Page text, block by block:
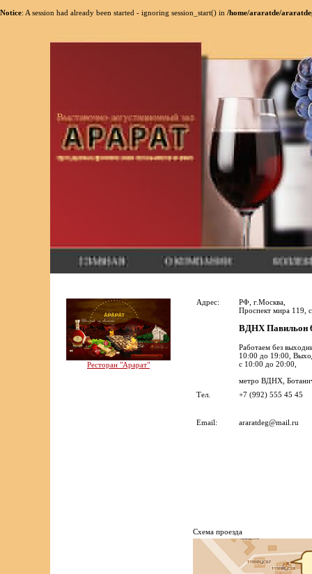
Notice: A session had already been started - ignoring session_start() in /home/araratde/
Ресторан "Арарат"
Адрес:
РФ, г.Москва,
Проспект мира 119,
ВДНХ
Работаем без
10:00 до 19:00,
с 10:00 до 20:00,
метро ВДНХ,
Тел.
+7 (992) 555 45 45
Email: araratdeg@mail.ru
Cхема проезда